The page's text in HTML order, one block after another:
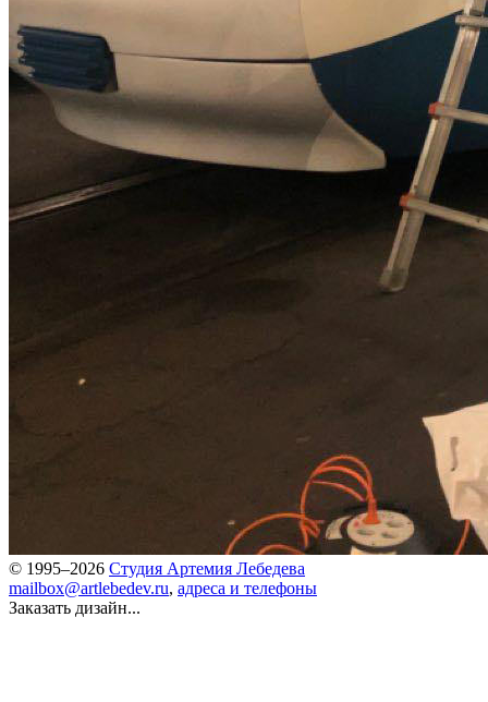
© 1995–2026 Студия Артемия Лебедева
mailbox@artlebedev.ru, адреса и телефоны
Заказать дизайн...